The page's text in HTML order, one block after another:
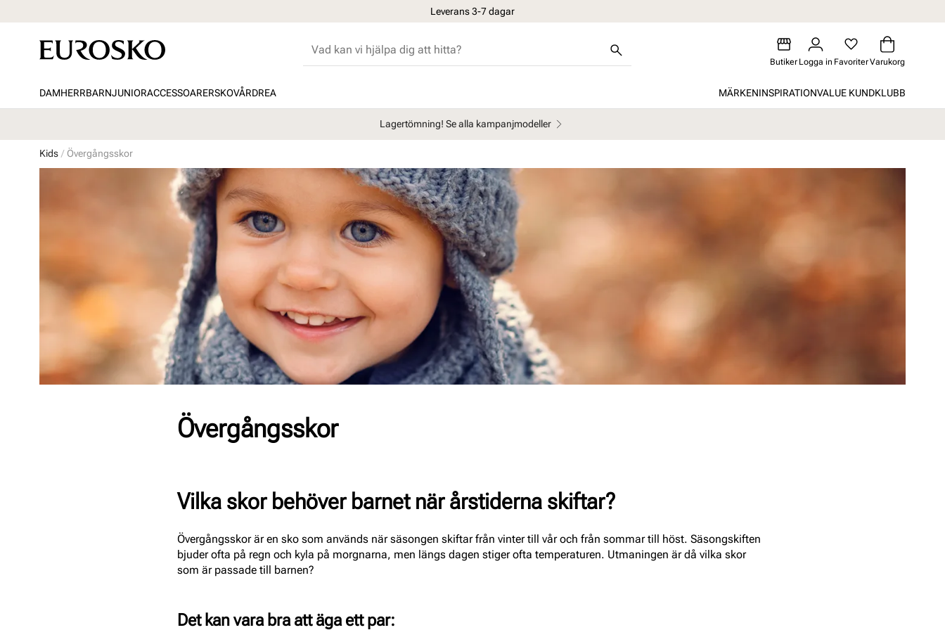
Leverans 3-7 dagar
Butiker Logga in FavoriterVarukorg
DAMHERRBARNJUNIORACCESSOARERSKOVÅRDREA MÄRKENINSPIRATIONVALUE KUNDKLUBB
Lagertömning! Se alla kampanjmodeller
Kids Övergångsskor
Övergångsskor
Vilka skor behöver barnet när årstiderna skiftar?
Övergångsskor är en sko som används när säsongen skiftar från vinter till vår och från sommar till höst. Säsongskiften
bjuder ofta på regn och kyla på morgnarna, men längs dagen stiger ofta temperaturen. Utmaningen är då vilka skor
som är passade till barnen?
Det kan vara bra att äga ett par: